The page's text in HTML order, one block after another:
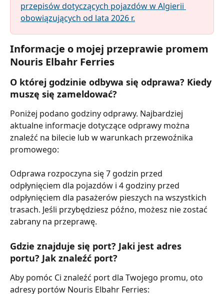
przepisów dotyczących pojazdów w Algierii
obowiązujących od lata 2026 r.
Informacje o mojej przeprawie promem
Nouris Elbahr Ferries
O której godzinie odbywa się odprawa? Kiedy
muszę się zameldować?
Poniżej podano godziny odprawy. Najbardziej
aktualne informacje dotyczące odprawy można
znaleźć na bilecie lub w warunkach przewoźnika
promowego:
Odprawa rozpoczyna się 7 godzin przed
odpłynięciem dla pojazdów i 4 godziny przed
odpłynięciem dla pasażerów pieszych na wszystkich
trasach. Jeśli przybędziesz późno, możesz nie zostać
zabrany na przeprawę.
Gdzie znajduje się port? Jaki jest adres
portu? Jak znaleźć port?
Aby pomóc Ci znaleźć port dla Twojego promu, oto
adresy portów Nouris Elbahr Ferries: